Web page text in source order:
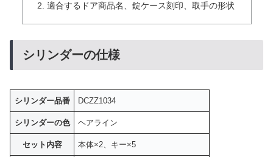
適合するドア商品名、錠ケース刻印、取手の形状
シリンダーの仕様
シリンダー品番 DCZZ1034
シリンダーの色 ヘアライン
セット内容 本体×2、キー×5